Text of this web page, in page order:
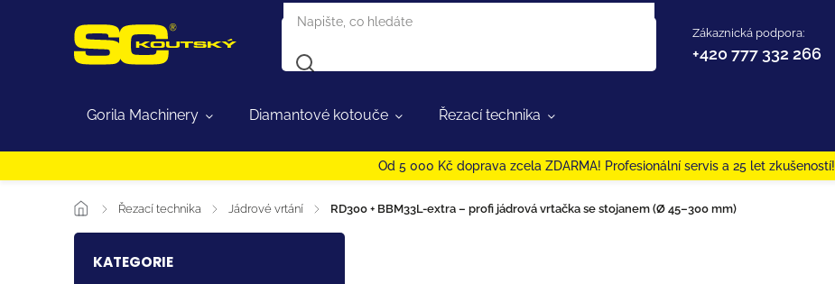
Zákaznická podpora:
+420 777 332 266
Gorila Machinery Diamantové kotouče Řezací technika
Od 5 000 Kč doprava zcela ZDARMA! Profesionální servis a 25 let zkušeností!
/ Řezací technika / Jádrové vrtání / RD300 + BBM33L-extra – profi jádrová vrtačka se stojanem (Ø 45–300 mm)
KATEGORIE